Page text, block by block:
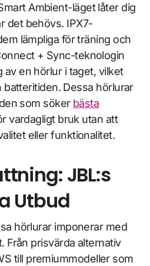
Ambient-läget låter dig
det behövs. IPX7-
lämpliga för träning och
+ Sync-teknologin
av en hörlur i taget, vilket
Dessa hörlurar
som söker bästa
vardagligt bruk utan att
eller funktionalitet.
JBL:s
Utbud
hörlurar imponerar med
Från prisvärda alternativ
till premiummodeller som